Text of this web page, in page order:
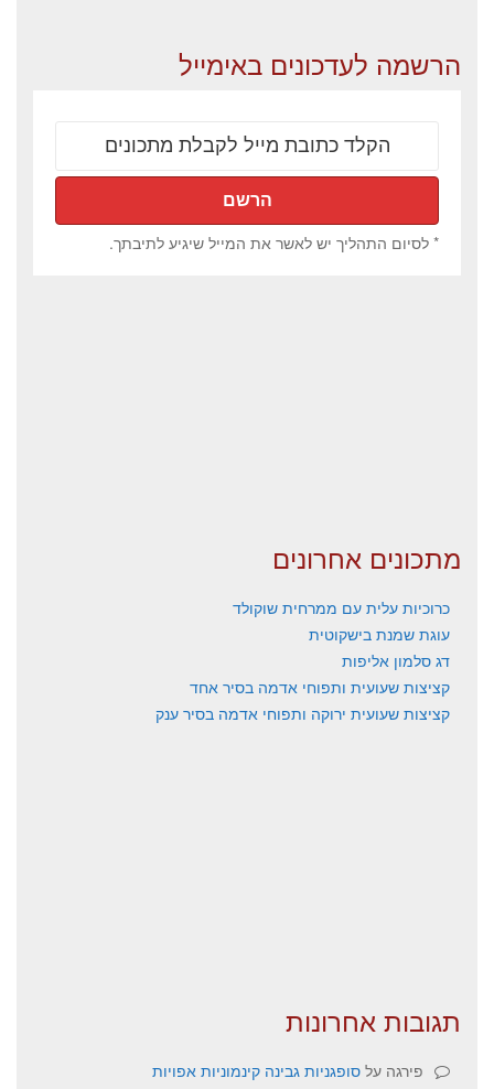
הרשמה לעדכונים באימייל
* לסיום התהליך יש לאשר את המייל שיגיע לתיבתך.
מתכונים אחרונים
כרוכיות עלית עם ממרחית שוקולד
עוגת שמנת בישקוטית
דג סלמון אליפות
קציצות שעועית ותפוחי אדמה בסיר אחד
קציצות שעועית ירוקה ותפוחי אדמה בסיר ענק
תגובות אחרונות
פירגה על סופגניות גבינה קינמוניות אפויות